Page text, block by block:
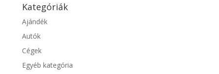
Kategóriák
Ajándék
Autók
Cégek
Egyéb kategória